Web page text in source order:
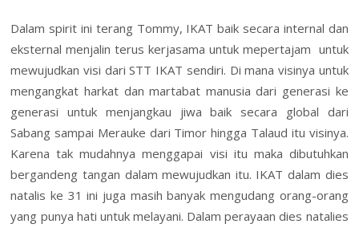
Dalam spirit ini terang Tommy, IKAT baik secara internal dan
eksternal menjalin terus kerjasama untuk mepertajam untuk
mewujudkan visi dari STT IKAT sendiri. Di mana visinya untuk
mengangkat harkat dan martabat manusia dari generasi ke
generasi untuk menjangkau jiwa baik secara global dari
Sabang sampai Merauke dari Timor hingga Talaud itu visinya.
Karena tak mudahnya menggapai visi itu maka dibutuhkan
bergandeng tangan dalam mewujudkan itu. IKAT dalam dies
natalis ke 31 ini juga masih banyak mengudang orang-orang
yang punya hati untuk melayani. Dalam perayaan dies natalies